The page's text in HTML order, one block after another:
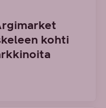
kohti